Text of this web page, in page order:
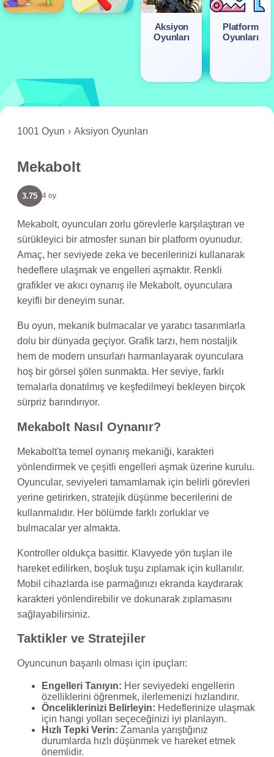
Aksiyon
Oyunları
Platform
Oyunları
1001 Oyun Aksiyon Oyunları
Mekabolt
3.75 4 oy
Mekabolt, oyuncuları zorlu görevlerle karşılaştıran ve
sürükleyici bir atmosfer sunan bir platform oyunudur.
Amaç, her seviyede zeka ve becerilerinizi kullanarak
hedeflere ulaşmak ve engelleri aşmaktır. Renkli
grafikler ve akıcı oynanış ile Mekabolt, oyunculara
keyifli bir deneyim sunar.
Bu oyun, mekanik bulmacalar ve yaratıcı tasarımlarla
dolu bir dünyada geçiyor. Grafik tarzı, hem nostaljik
hem de modern unsurları harmanlayarak oyunculara
hoş bir görsel şölen sunmakta. Her seviye, farklı
temalarla donatılmış ve keşfedilmeyi bekleyen birçok
sürpriz barındırıyor.
Mekabolt Nasıl Oynanır?
Mekabolt'ta temel oynanış mekaniği, karakteri
yönlendirmek ve çeşitli engelleri aşmak üzerine kurulu.
Oyuncular, seviyeleri tamamlamak için belirli görevleri
yerine getirirken, stratejik düşünme becerilerini de
kullanmalıdır. Her bölümde farklı zorluklar ve
bulmacalar yer almakta.
Kontroller oldukça basittir. Klavyede yön tuşları ile
hareket edilirken, boşluk tuşu zıplamak için kullanılır.
Mobil cihazlarda ise parmağınızı ekranda kaydırarak
karakteri yönlendirebilir ve dokunarak zıplamasını
sağlayabilirsiniz.
Taktikler ve Stratejiler
Oyuncunun başarılı olması için ipuçları:
Engelleri Tanıyın: Her seviyedeki engellerin
özelliklerini öğrenmek, ilerlemenizi hızlandırır.
Önceliklerinizi Belirleyin: Hedeflerinize ulaşmak
için hangi yolları seçeceğinizi iyi planlayın.
Hızlı Tepki Verin: Zamanla yarıştığınız
durumlarda hızlı düşünmek ve hareket etmek
önemlidir.